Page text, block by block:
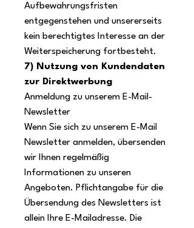
Aufbewahrungsfristen
entgegenstehen und unsererseits
kein berechtigtes Interesse an der
Weiterspeicherung fortbesteht.
7) Nutzung von Kundendaten
zur Direktwerbung
Anmeldung zu unserem E-Mail-
Newsletter
Wenn Sie sich zu unserem E-Mail
Newsletter anmelden, übersenden
wir Ihnen regelmäßig
Informationen zu unseren
Angeboten. Pflichtangabe für die
Übersendung des Newsletters ist
allein Ihre E-Mailadresse. Die